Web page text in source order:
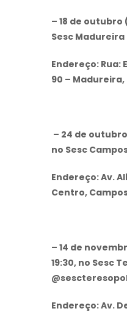
– 18 de outubro
Sesc
Endereço: Rua:
90 – Madureira,
– 24 de
no Sesc
Endereço: Av.
Centro,
– 14 de
19:30, no Sesc
Endereço: Av.